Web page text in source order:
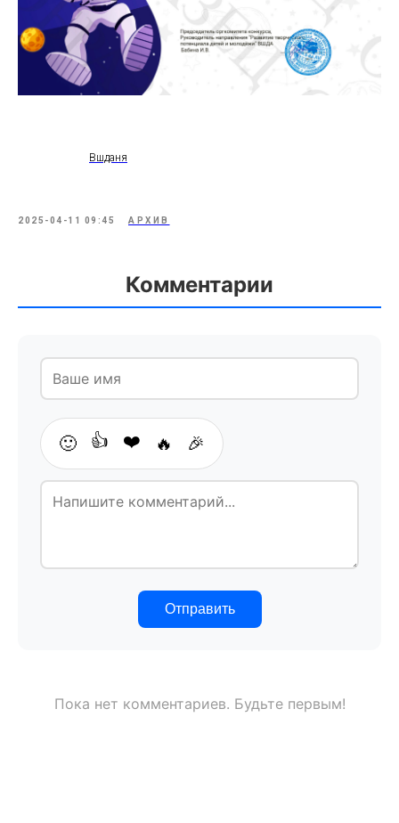
Вшданя
2025-04-11 09:45 АРХИВ
Комментарии
🙂 👍 ❤️ 🔥 🎉
Отправить
Пока нет комментариев. Будьте первым!